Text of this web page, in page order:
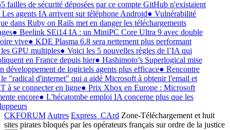
failles de sécurité déposées par ce compte GitHub n'existaient
agents IA arrivent sur téléphone Android●Vulnérabilité
dans Ruby on Rails met en danger les téléchargements
●Beelink SEi14 IA : un MiniPC Core Ultra 9 avec double
vive●KDE Plasma 6.8 sera nettement plus performant
GPU multiples●Voici les 5 nouvelles règles de l’IA qui
en France depuis hier●Hashimoto’s Superlogical mise
développement de logiciels agents plus efficace●Rencontre
"radical d'internet" qui a aidé Microsoft à obtenir l'email et
à se connecter en ligne●Prix Xbox en Europe : Microsoft
encore●L'hécatombe emploi IA concerne plus que les
CKFORUMAutres Express_CArd Zone-Téléchargement et huit
sites pirates bloqués par les opérateurs français sur ordre de la justice